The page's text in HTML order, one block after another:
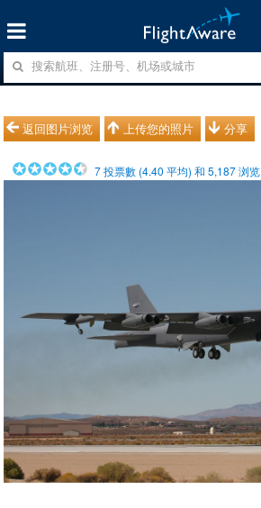
返回图片浏览 上传您的照片 分享
7投票數 (4.40 平均) 和5,187浏览